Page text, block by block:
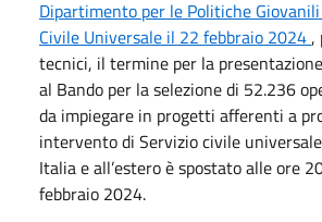
Dipartimento per le Politiche
Civile Universale il 22 febbraio 2024 ,
tecnici, il termine per la
al Bando per la selezione di 52.236
da impiegare in progetti afferenti a
intervento di Servizio civile
Italia e all’estero è spostato alle ore
febbraio 2024.